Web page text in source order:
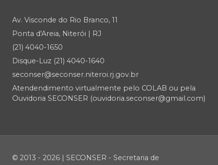
Av. Visconde do Rio Branco, 11
Ponta d'Areia, Niterói | RJ
(21) 4040-1650
Disque-Luz (21) 4040-1640
seconser@seconser.niteroi.rj.gov.br
Atendendimento virtualmente pelo COLAB ou pela
Ouvidoria SECONSER (ouvidoria.seconser@gmail.com)
© 2013 - 2026 | SECONSER - Secretaria de